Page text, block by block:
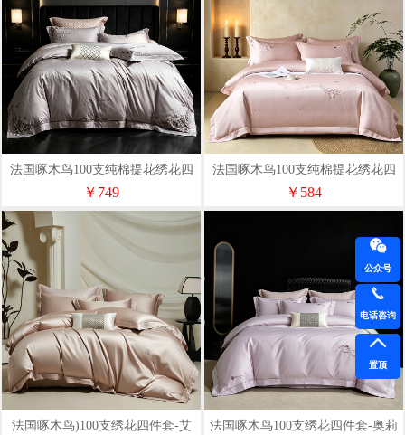
法国啄木鸟100支纯棉提花绣花四
件套-花隅ZMT-0106
￥749
法国啄木鸟100支纯棉提花绣花四
件套兰絮语ZMT-0109
￥584
法国啄木鸟)100支绣花四件套-艾
法国啄木鸟100支绣花四件套-奥莉
公众号
电话咨询
置顶